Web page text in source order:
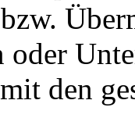
oder
den